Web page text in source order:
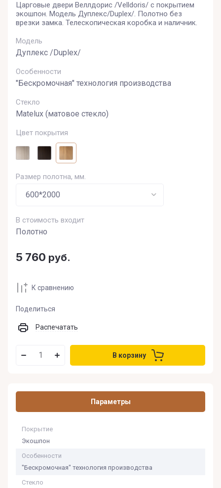
Царговые двери Веллдорис /Velldoris/ с покрытием
экошпон. Модель Дуплекс/Duplex/. Полотно без
врезки замка. Телескопическая коробка и наличник.
Модель
Дуплекс /Duplex/
Особенности
"Бескромочная" технология производства
Стекло
Matelux (матовое стекло)
Цвет покрытия
Размер полотна, мм.
В стоимость входит
Полотно
5 760 руб.
К сравнению
Поделиться
Распечатать
В корзину
Параметры
Покрытие
Экошпон
Особенности
"Бескромочная" технология производства
Стекло